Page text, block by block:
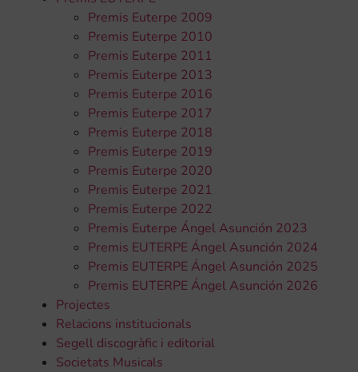
Premis Euterpe 2009
Premis Euterpe 2010
Premis Euterpe 2011
Premis Euterpe 2013
Premis Euterpe 2016
Premis Euterpe 2017
Premis Euterpe 2018
Premis Euterpe 2019
Premis Euterpe 2020
Premis Euterpe 2021
Premis Euterpe 2022
Premis Euterpe Ángel Asunción 2023
Premis EUTERPE Ángel Asunción 2024
Premis EUTERPE Ángel Asunción 2025
Premis EUTERPE Ángel Asunción 2026
Projectes
Relacions institucionals
Segell discogràfic i editorial
Societats Musicals